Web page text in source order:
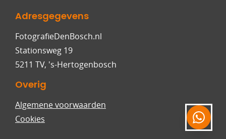
Adresgegevens
FotografieDenBosch.nl
Stationsweg 19
5211 TV, 's-Hertogenbosch
Overig
Algemene voorwaarden
Cookies